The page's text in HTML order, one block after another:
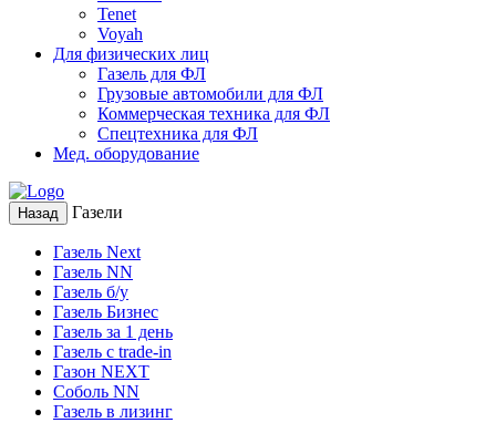
Tenet
Voyah
Для физических лиц
Газель для ФЛ
Грузовые автомобили для ФЛ
Коммерческая техника для ФЛ
Спецтехника для ФЛ
Мед. оборудование
Назад Газели
Газель Next
Газель NN
Газель б/у
Газель Бизнес
Газель за 1 день
Газель с trade-in
Газон NEXT
Соболь NN
Газель в лизинг